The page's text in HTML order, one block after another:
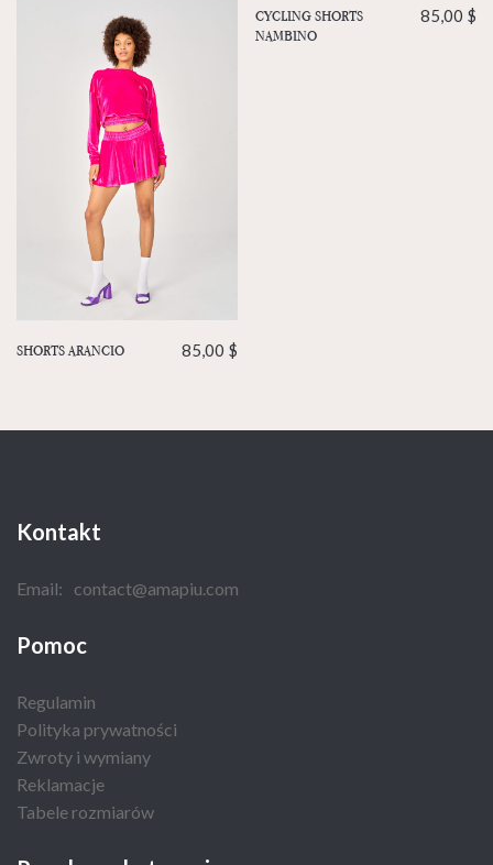
SHORTS ARANCIO 85,00 $
CYCLING SHORTS
NAMBINO
85,00 $
Kontakt
Email: contact@amapiu.com
Pomoc
Regulamin
Polityka prywatności
Zwroty i wymiany
Reklamacje
Tabele rozmiarów